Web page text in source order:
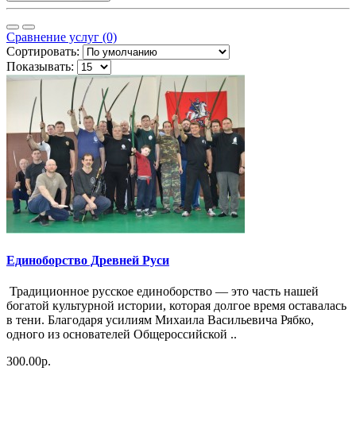
Сравнение услуг (0)
Сортировать:
Показывать:
Единоборство Древней Руси
Традиционное русское единоборство — это часть нашей
богатой культурной истории, которая долгое время оставалась
в тени. Благодаря усилиям Михаила Васильевича Рябко,
одного из основателей Общероссийской ..
300.00р.